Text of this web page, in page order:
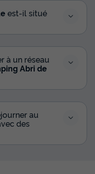
est-il situé
à un réseau
Abri de
au
des